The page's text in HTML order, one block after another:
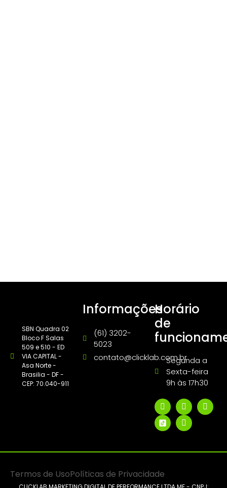
SBN Quadra 02
Bloco F Salas
509 e 510 - ED
VIA CAPITAL -
Asa Norte -
Brasilia - DF -
CEP: 70.040-911
Informações
(61) 3202-
5023
contato@clicklab.com.br
Horário
de
Segunda a
Sexta-feira
9h às 17h30
Termos de UsoPolíticas de Privacidade